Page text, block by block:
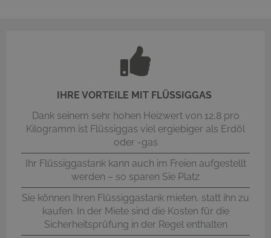
IHRE VORTEILE MIT FLÜSSIGGAS
Dank seinem sehr hohen Heizwert von 12,8 pro
Kilogramm ist Flüssiggas viel ergiebiger als Erdöl
oder -gas
Ihr Flüssiggastank kann auch im Freien aufgestellt
werden – so sparen Sie Platz
Sie können Ihren Flüssiggastank mieten, statt ihn zu
kaufen. In der Miete sind die Kosten für die
Sicherheitsprüfung in der Regel enthalten